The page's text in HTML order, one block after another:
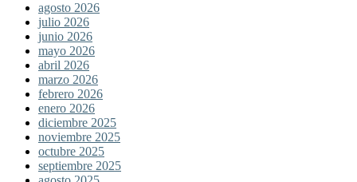
agosto 2026
julio 2026
junio 2026
mayo 2026
abril 2026
marzo 2026
febrero 2026
enero 2026
diciembre 2025
noviembre 2025
octubre 2025
septiembre 2025